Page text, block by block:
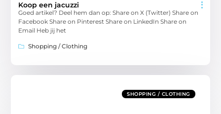
Koop een jacuzzi
Goed artikel? Deel hem dan op: Share on X (Twitter) Share on
Facebook Share on Pinterest Share on LinkedIn Share on
Email Heb jij het
Shopping / Clothing
SHOPPING / CLOTHING